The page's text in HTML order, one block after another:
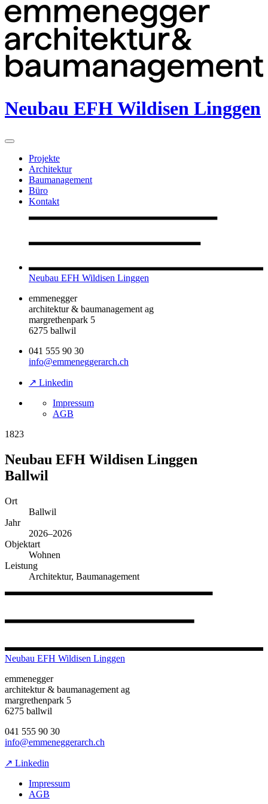
Neubau EFH Wildisen Linggen
Projekte
Architektur
Baumanagement
Büro
Kontakt
Neubau EFH Wildisen Linggen
emmenegger
architektur & baumanagement ag
margrethenpark 5
6275 ballwil
041 555 90 30
info@emmeneggerarch.ch
↗ Linkedin
Impressum
AGB
1823
Neubau EFH Wildisen Linggen
Ballwil
Ort
Ballwil
Jahr
2026–2026
Objektart
Wohnen
Leistung
Architektur, Baumanagement
Neubau EFH Wildisen Linggen
emmenegger
architektur & baumanagement ag
margrethenpark 5
6275 ballwil
041 555 90 30
info@emmeneggerarch.ch
↗ Linkedin
Impressum
AGB